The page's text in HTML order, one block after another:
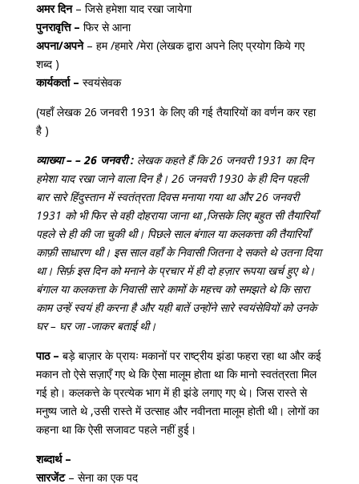
अमर दिन– जिसे हमेशा याद रखा जायेगा
पुनरावृत्ति – फिर से आना
अपना/अपने– हम /हमारे /मेरा (लेखक द्वारा अपने लिए प्रयोग किये गए
शब्द )
कार्यकर्ता – स्वयंसेवक
(यहाँ लेखक 26 जनवरी 1931 के लिए की गई तैयारियों का वर्णन कर रहा
है )
व्याख्या – – 26 जनवरी : लेखक कहते हैं कि 26 जनवरी 1931 का दिन
हमेशा याद रखा जाने वाला दिन है। 26 जनवरी 1930 के ही दिन पहली
बार सारे हिंदुस्तान में स्वतंत्रता दिवस मनाया गया था और 26 जनवरी
1931 को भी फिर से वही दोहराया जाना था ,जिसके लिए बहुत सी तैयारियाँ
पहले से ही की जा चुकी थी। पिछले साल बंगाल या कलकत्ता की तैयारियाँ
काफ़ी साधारण थी। इस साल वहाँ के निवासी जितना दे सकते थे उतना दिया
था। सिर्फ़ इस दिन को मनाने के प्रचार में ही दो हज़ार रूपया खर्च हुए थे।
बंगाल या कलकत्ता के निवासी सारे कामों के महत्त्व को समझते थे कि सारा
काम उन्हें स्वयं ही करना है और यही बातें उन्होंने सारे स्वयंसेवियों को उनके
घर – घर जा -जाकर बताई थी।
पाठ – बड़े बाज़ार के प्रायः मकानों पर राष्ट्रीय झंडा फहरा रहा था और कई
मकान तो ऐसे सज़ाएँ गए थे कि ऐसा मालूम होता था कि मानो स्वतंत्रता मिल
गई हो। कलकत्ते के प्रत्येक भाग में ही झंडे लगाए गए थे। जिस रास्ते से
मनुष्य जाते थे ,उसी रास्ते में उत्साह और नवीनता मालूम होती थी। लोगों का
कहना था कि ऐसी सजावट पहले नहीं हुई।
शब्दार्थ –
सारजेंट– सेना का एक पद